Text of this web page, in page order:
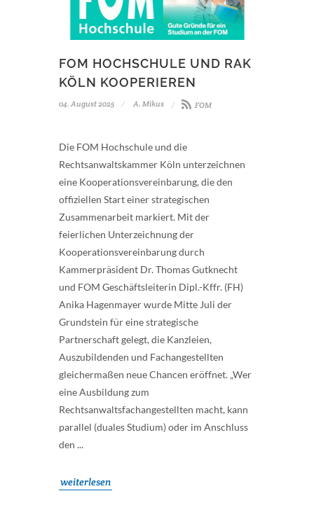
FOM HOCHSCHULE UND RAK
KÖLN KOOPERIEREN
04. August 2025 A. Mikus FOM
Die FOM Hochschule und die
Rechtsanwaltskammer Köln unterzeichnen
eine Kooperationsvereinbarung, die den
offiziellen Start einer strategischen
Zusammenarbeit markiert. Mit der
feierlichen Unterzeichnung der
Kooperationsvereinbarung durch
Kammerpräsident Dr. Thomas Gutknecht
und FOM Geschäftsleiterin Dipl.-Kffr. (FH)
Anika Hagenmayer wurde Mitte Juli der
Grundstein für eine strategische
Partnerschaft gelegt, die Kanzleien,
Auszubildenden und Fachangestellten
gleichermaßen neue Chancen eröffnet. „Wer
eine Ausbildung zum
Rechtsanwaltsfachangestellten macht, kann
parallel (duales Studium) oder im Anschluss
den ...
weiterlesen